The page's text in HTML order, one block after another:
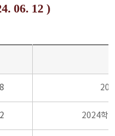
06. 12 )
2024학